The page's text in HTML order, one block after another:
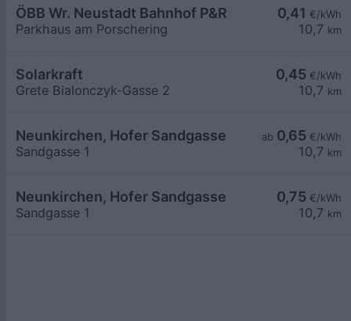
0,41 €/kWh
10,7 km
ÖBB Wr. Neustadt Bahnhof P&R
Parkhaus am Porschering
0,45 €/kWh
10,7 km
Solarkraft
Grete Bialonczyk-Gasse 2
ab 0,65 €/kWh
10,7 km
Neunkirchen, Hofer Sandgasse
Sandgasse 1
0,75 €/kWh
10,7 km
Neunkirchen, Hofer Sandgasse
Sandgasse 1